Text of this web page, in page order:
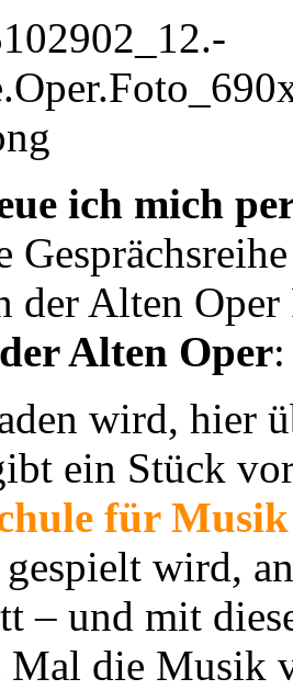
ich mich
der Alten
Alten Oper:
wird, hier
ein Stück
für
gespielt wird,
– und mit
Mal die Musik